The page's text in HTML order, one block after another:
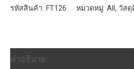
2
14x31x0.6mm
รหัสสินค้า: FT126 หมวดหมู่: All , วัสดุ
คำอธิบาย